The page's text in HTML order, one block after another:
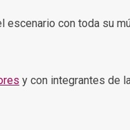
escenario con toda su
y con integrantes de